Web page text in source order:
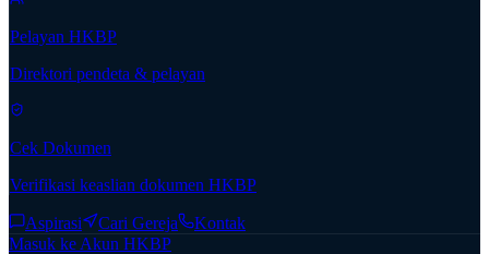
Pelayan HKBP
Direktori pendeta & pelayan
Cek Dokumen
Verifikasi keaslian dokumen HKBP
Aspirasi Cari Gereja
Kontak
Masuk ke Akun HKBP